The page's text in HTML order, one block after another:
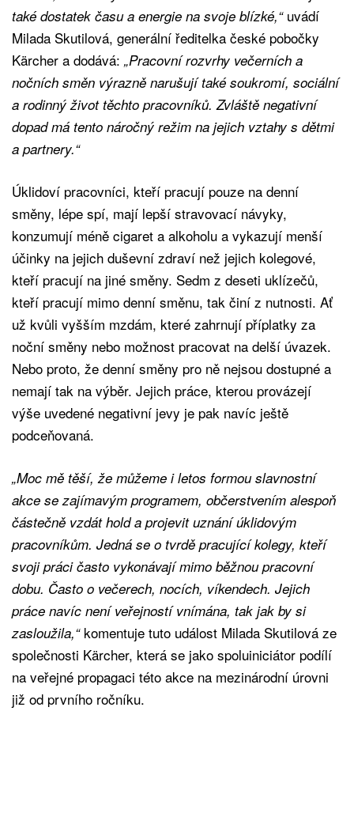
také dostatek času a energie na svoje blízké,“uvádí
Milada Skutilová, generální ředitelka české pobočky
Kärcher a dodává: „Pracovní rozvrhy večerních a
nočních směn výrazně narušují také soukromí, sociální
a rodinný život těchto pracovníků. Zvláště negativní
dopad má tento náročný režim na jejich vztahy s dětmi
a partnery.“
Úklidoví pracovníci, kteří pracují pouze na denní
směny, lépe spí, mají lepší stravovací návyky,
konzumují méně cigaret a alkoholu a vykazují menší
účinky na jejich duševní zdraví než jejich kolegové,
kteří pracují na jiné směny. Sedm z deseti uklízečů,
kteří pracují mimo denní směnu, tak činí z nutnosti. Ať
už kvůli vyšším mzdám, které zahrnují příplatky za
noční směny nebo možnost pracovat na delší úvazek.
Nebo proto, že denní směny pro ně nejsou dostupné a
nemají tak na výběr. Jejich práce, kterou provázejí
výše uvedené negativní jevy je pak navíc ještě
podceňovaná.
„Moc mě těší, že můžeme i letos formou slavnostní
akce se zajímavým programem, občerstvením alespoň
částečně vzdát hold a projevit uznání úklidovým
pracovníkům. Jedná se o tvrdě pracující kolegy, kteří
svoji práci často vykonávají mimo běžnou pracovní
dobu. Často o večerech, nocích, víkendech. Jejich
práce navíc není veřejností vnímána, tak jak by si
zasloužila,“komentuje tuto událost Milada Skutilová ze
společnosti Kärcher, která se jako spoluiniciátor podílí
na veřejné propagaci této akce na mezinárodní úrovni
již od prvního ročníku.